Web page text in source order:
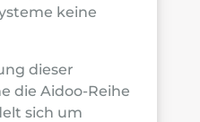
keine
dieser
die Aidoo-Reihe
sich um